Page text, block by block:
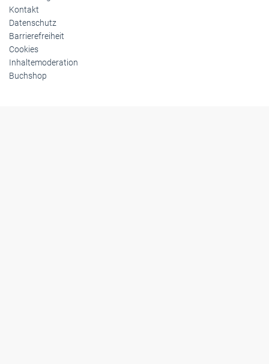
Kontakt
Datenschutz
Barrierefreiheit
Cookies
Inhaltemoderation
Buchshop